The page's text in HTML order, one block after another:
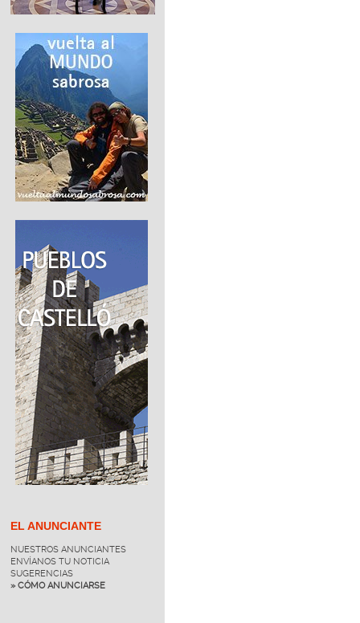
EL ANUNCIANTE
NUESTROS ANUNCIANTES
ENVÍANOS TU NOTICIA
SUGERENCIAS
» CÓMO ANUNCIARSE